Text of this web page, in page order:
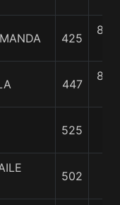
425
8 1/
447
8 1/
525
502